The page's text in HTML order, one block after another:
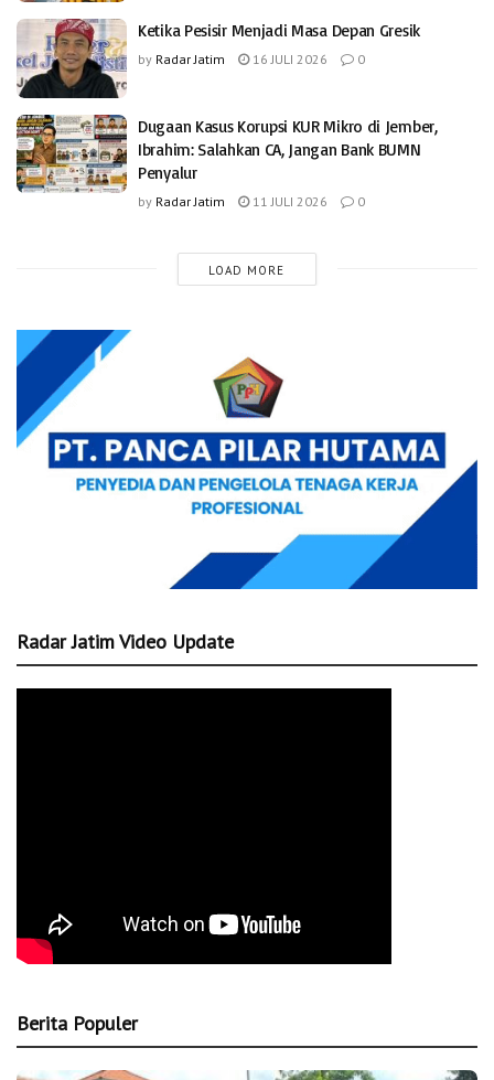
Ketika Pesisir Menjadi Masa Depan Gresik
by Radar Jatim 16 JULI 2026 0
Dugaan Kasus Korupsi KUR Mikro di Jember,
Ibrahim: Salahkan CA, Jangan Bank BUMN
Penyalur
by Radar Jatim 11 JULI 2026 0
LOAD MORE
Radar Jatim Video Update
Berita Populer